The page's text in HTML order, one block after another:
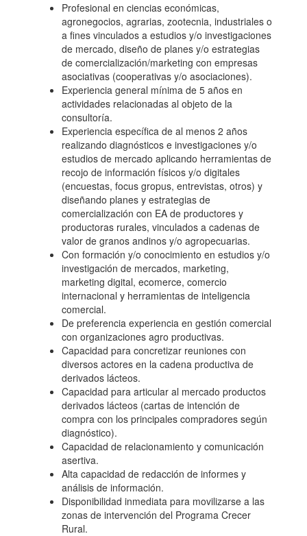
PROGRAMA
“INICIATIVAS
INNOVADORAS
PARA EL
FORTALECIMIENTO
DE LAS
ECONOMÍA"
Profesional en ciencias económicas,
agronegocios, agrarias, zootecnia, industriales o
a fines vinculados a estudios y/o investigaciones
de mercado, diseño de planes y/o estrategias
de comercialización/marketing con empresas
asociativas (cooperativas y/o asociaciones).
Experiencia general mínima de 5 años en
actividades relacionadas al objeto de la
consultoría.
Experiencia específica de al menos 2 años
realizando diagnósticos e investigaciones y/o
estudios de mercado aplicando herramientas de
recojo de información físicos y/o digitales
(encuestas, focus gropus, entrevistas, otros) y
diseñando planes y estrategias de
comercialización con EA de productores y
productoras rurales, vinculados a cadenas de
valor de granos andinos y/o agropecuarias.
Con formación y/o conocimiento en estudios y/o
investigación de mercados, marketing,
marketing digital, ecomerce, comercio
internacional y herramientas de inteligencia
comercial.
De preferencia experiencia en gestión comercial
con organizaciones agro productivas.
Capacidad para concretizar reuniones con
diversos actores en la cadena productiva de
derivados lácteos.
Capacidad para articular al mercado productos
derivados lácteos (cartas de intención de
compra con los principales compradores según
diagnóstico).
Capacidad de relacionamiento y comunicación
asertiva.
Alta capacidad de redacción de informes y
análisis de información.
Disponibilidad inmediata para movilizarse a las
zonas de intervención del Programa Crecer
Rural.